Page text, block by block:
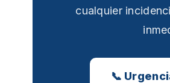
cualquier
📞